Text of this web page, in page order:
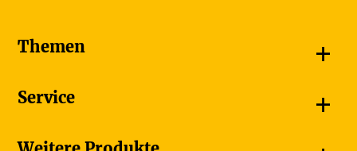
Themen +
Goldener Schmetterling
Service +